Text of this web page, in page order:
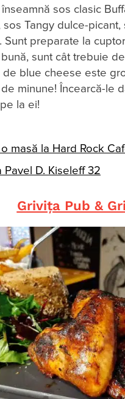
sos clasic
sos Tangy dulce-picant,
Sunt preparate la
sunt cât trebuie
de blue cheese este
minune! Încearcă-le
la ei!
o masă la Hard Rock
Pavel D. Kiseleff 32
Grivița Pub &